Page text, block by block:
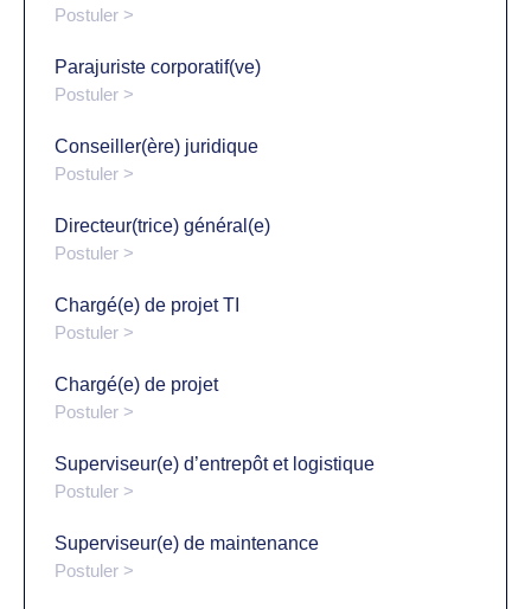
Postuler >
Parajuriste corporatif(ve)
Postuler >
Conseiller(ère) juridique
Postuler >
Directeur(trice) général(e)
Postuler >
Chargé(e) de projet TI
Postuler >
Chargé(e) de projet
Postuler >
Superviseur(e) d’entrepôt et logistique
Postuler >
Superviseur(e) de maintenance
Postuler >